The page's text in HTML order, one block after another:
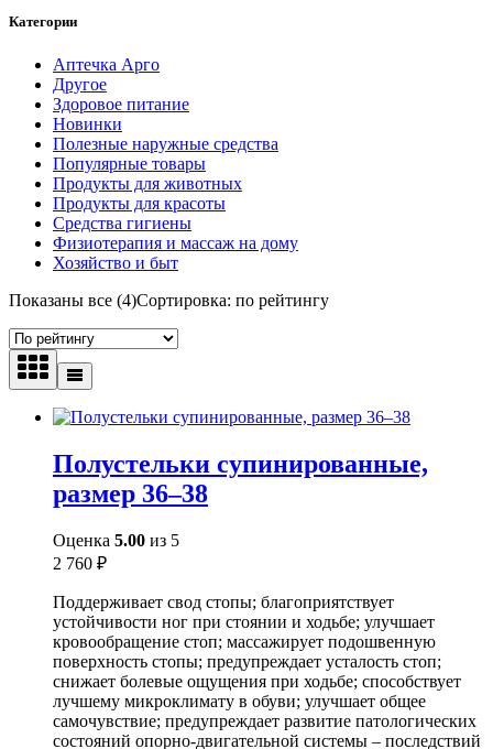
Категории
Аптечка Арго
Другое
Здоровое питание
Новинки
Полезные наружные средства
Популярные товары
Продукты для животных
Продукты для красоты
Средства гигиены
Физиотерапия и массаж на дому
Хозяйство и быт
Показаны все (4)Сортировка: по рейтингу
Полустельки супинированные,
размер 36–38
Оценка 5.00 из 5
2 760 ₽
Поддерживает свод стопы; благоприятствует
устойчивости ног при стоянии и ходьбе; улучшает
кровообращение стоп; массажирует подошвенную
поверхность стопы; предупреждает усталость стоп;
снижает болевые ощущения при ходьбе; способствует
лучшему микроклимату в обуви; улучшает общее
самочувствие; предупреждает развитие патологических
состояний опорно-двигательной системы – последствий